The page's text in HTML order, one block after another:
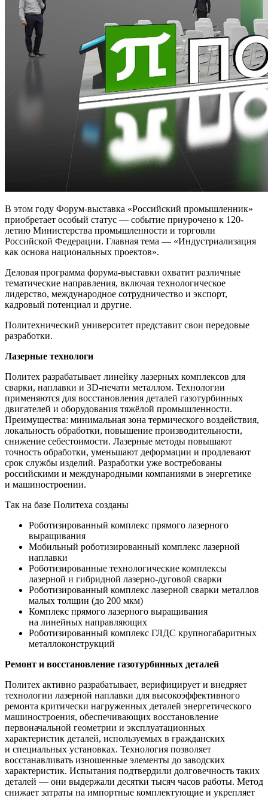
В этом году Форум-выставка «Российский промышленник»
приобретает особый статус — событие приурочено к 120-
летию Министерства промышленности и торговли
Российской Федерации. Главная тема — «Индустриализация
как основа национальных проектов».
Деловая программа форума-выставки охватит различные
тематические направления, включая технологическое
лидерство, международное сотрудничество и экспорт,
кадровый потенциал и другие.
Политехнический университет представит свои передовые
разработки.
Лазерные технологи
Политех разрабатывает линейку лазерных комплексов для
сварки, наплавки и 3D-печати металлом. Технологии
применяются для восстановления деталей газотурбинных
двигателей и оборудования тяжёлой промышленности.
Преимущества: минимальная зона термического воздействия,
локальность обработки, повышение производительности,
снижение себестоимости. Лазерные методы повышают
точность обработки, уменьшают деформации и продлевают
срок службы изделий. Разработки уже востребованы
российскими и международными компаниями в энергетике
и машиностроении.
Так на базе Политеха созданы
Роботизированный комплекс прямого лазерного
выращивания
Мобильный роботизированный комплекс лазерной
наплавки
Роботизированные технологические комплексы
лазерной и гибридной лазерно-дуговой сварки
Роботизированный комплекс лазерной сварки металлов
малых толщин (до 200 мкм)
Комплекс прямого лазерного выращивания
на линейных направляющих
Роботизированный комплекс ГЛДС крупногабаритных
металлоконструкций
Ремонт и восстановление газотурбинных деталей
Политех активно разрабатывает, верифицирует и внедряет
технологии лазерной наплавки для высокоэффективного
ремонта критически нагруженных деталей энергетического
машиностроения, обеспечивающих восстановление
первоначальной геометрии и эксплуатационных
характеристик деталей, используемых в гражданских
и специальных установках. Технология позволяет
восстанавливать изношенные элементы до заводских
характеристик. Испытания подтвердили долговечность таких
деталей — они выдержали десятки тысяч часов работы. Метод
снижает затраты на импортные комплектующие и укрепляет